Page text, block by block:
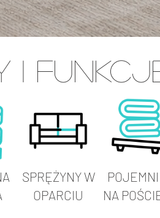
I
SPRĘŻYNY W
OPARCIU
NA